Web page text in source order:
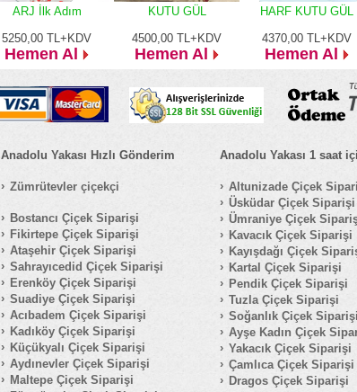
ARJ İlk Adım
5250,00 TL+KDV
Hemen Al
KUTU GÜL
4500,00 TL+KDV
Hemen Al
HARF KUTU GÜL
4370,00 TL+KDV
Hemen Al
Anadolu Yakası Hızlı Gönderim
Zümrütevler çiçekçi
Bostancı Çiçek Siparişi
Fikirtepe Çiçek Siparişi
Ataşehir Çiçek Siparişi
Sahrayıcedid Çiçek Siparişi
Erenköy Çiçek Siparişi
Suadiye Çiçek Siparişi
Acıbadem Çiçek Siparişi
Kadıköy Çiçek Siparişi
Küçükyalı Çiçek Siparişi
Aydınevler Çiçek Siparişi
Maltepe Çiçek Siparişi
Anadolu Yakası 1 saat
Altunizade Çiçek
Üsküdar Çiçek Siparişi
Ümraniye Çiçek
Kavacık Çiçek Siparişi
Kayışdağı Çiçek
Kartal Çiçek Siparişi
Pendik Çiçek Siparişi
Tuzla Çiçek Siparişi
Soğanlık Çiçek Siparişi
Ayşe Kadın Çiçek
Yakacık Çiçek Siparişi
Çamlıca Çiçek Siparişi
Dragos Çiçek Siparişi